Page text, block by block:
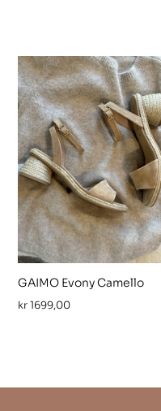
GAIMO Evony Camello
kr1699,00